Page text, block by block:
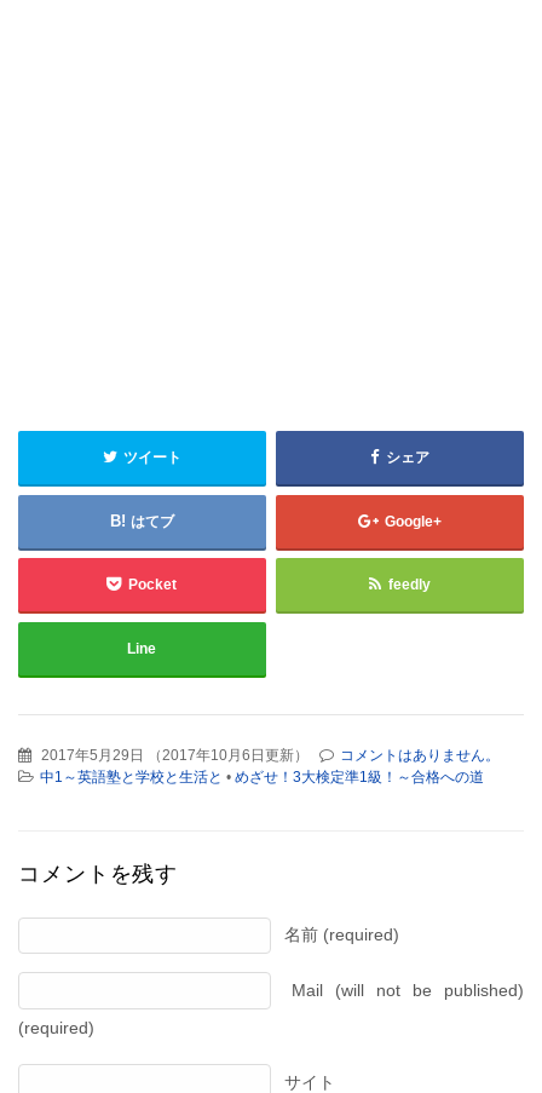
ツイート シェア
はてブ Google+
Pocket feedly
Line
2017年5月29日 （2017年10月6日更新）
コメントはありません。
中1～英語塾と学校と生活と • めざせ！3大検定準1級！～合格への道
コメントを残す
名前 (required)
Mail (will not be published)
(required)
サイト